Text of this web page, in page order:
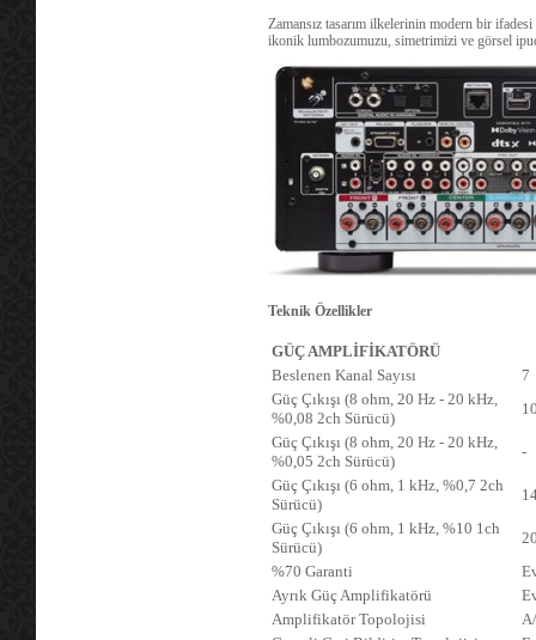
Zamansız tasarım ilkelerinin modern bir
ikonik lumbozumuzu, simetrimizi ve görsel
Teknik Özellikler
GÜÇ AMPLİFİKATÖRÜ
Beslenen Kanal Sayısı
7
Güç Çıkışı (8 ohm, 20 Hz - 20 kHz,
%0,08 2ch Sürücü)
Güç Çıkışı (8 ohm, 20 Hz - 20 kHz,
%0,05 2ch Sürücü)
-
Güç Çıkışı (6 ohm, 1 kHz, %0,7 2ch
Sürücü)
Güç Çıkışı (6 ohm, 1 kHz, %10 1ch
Sürücü)
%70 Garanti
Ayrık Güç Amplifikatörü
Amplifikatör Topolojisi